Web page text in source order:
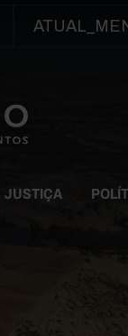
JUSTIÇA